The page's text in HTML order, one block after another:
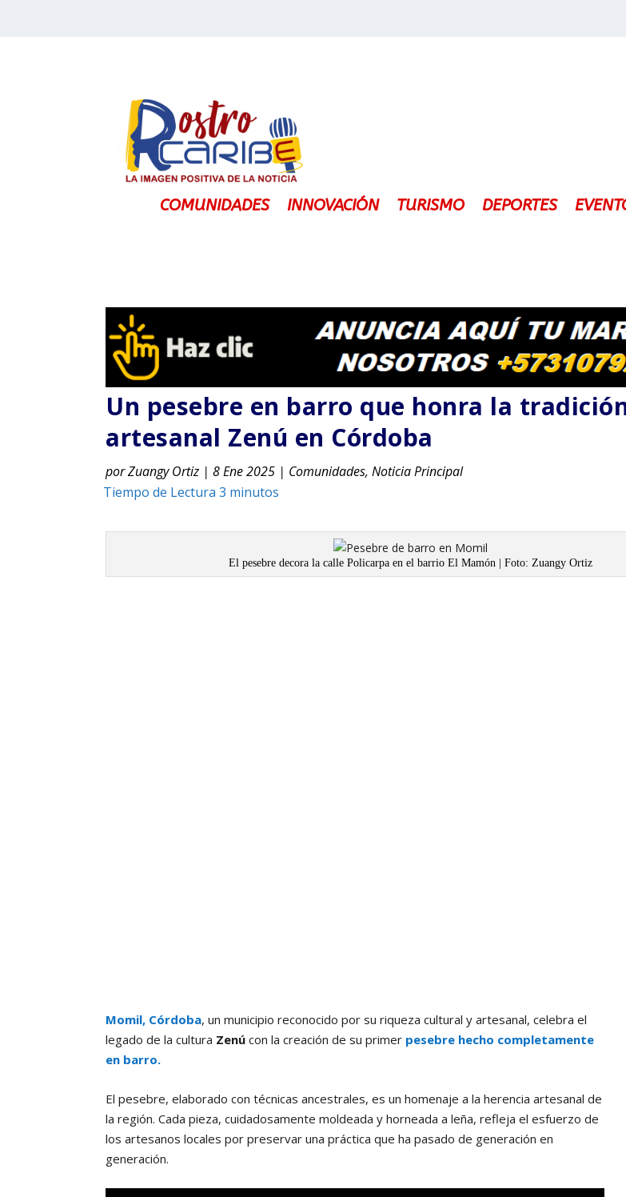
COMUNIDADES INNOVACIÓN TURISMO DEPORTES
Un pesebre en barro que honra la
artesanal Zenú en Córdoba
porZuangy Ortiz | 8 Ene 2025 | Comunidades, Noticia Principal
El pesebre decora la calle Policarpa en el barrio El Mamón | Foto: Zuangy Ortiz
Momil, Córdoba, un municipio reconocido por su riqueza cultural y artesanal, celebra el
legado de la cultura Zenú con la creación de su primer pesebre hecho completamente
en barro.
El pesebre, elaborado con técnicas ancestrales, es un homenaje a la herencia artesanal de
la región. Cada pieza, cuidadosamente moldeada y horneada a leña, refleja el esfuerzo de
los artesanos locales por preservar una práctica que ha pasado de generación en
generación.